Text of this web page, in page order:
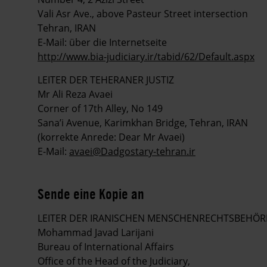
Vali Asr Ave., above Pasteur Street intersection
Tehran, IRAN
E-Mail: über die Internetseite
http://www.bia-judiciary.ir/tabid/62/Default.aspx
LEITER DER TEHERANER JUSTIZ
Mr Ali Reza Avaei
Corner of 17th Alley, No 149
Sana’i Avenue, Karimkhan Bridge, Tehran, IRAN
(korrekte Anrede: Dear Mr Avaei)
E-Mail: avaei@Dadgostary-tehran.ir
Sende eine Kopie an
LEITER DER IRANISCHEN
Mohammad Javad Larijani
Bureau of International Affairs
Office of the Head of the Judiciary,